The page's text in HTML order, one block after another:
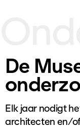
De
Elk jaar nodigt
architecten en/